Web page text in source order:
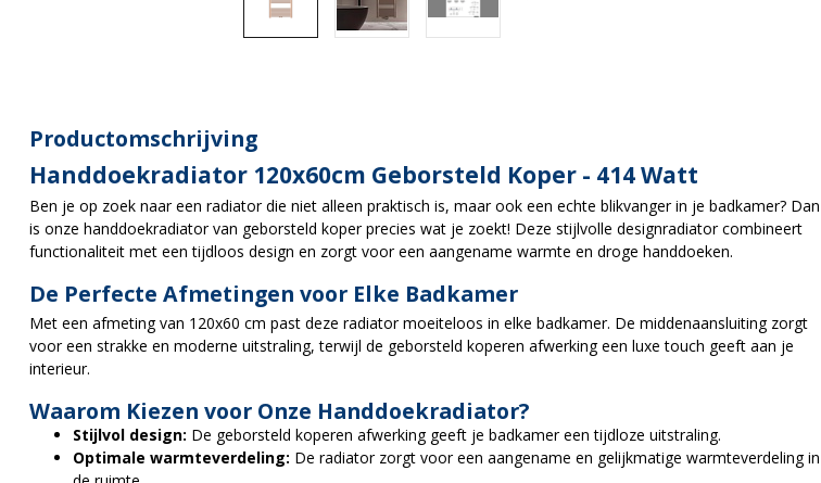
Productomschrijving
Handdoekradiator 120x60cm Geborsteld Koper - 414 Watt
Ben je op zoek naar een radiator die niet alleen praktisch is, maar ook een echte blikvanger in je badkamer? Dan
is onze handdoekradiator van geborsteld koper precies wat je zoekt! Deze stijlvolle designradiator combineert
functionaliteit met een tijdloos design en zorgt voor een aangename warmte en droge handdoeken.
De Perfecte Afmetingen voor Elke Badkamer
Met een afmeting van 120x60 cm past deze radiator moeiteloos in elke badkamer. De middenaansluiting zorgt
voor een strakke en moderne uitstraling, terwijl de geborsteld koperen afwerking een luxe touch geeft aan je
interieur.
Waarom Kiezen voor Onze Handdoekradiator?
Stijlvol design: De geborsteld koperen afwerking geeft je badkamer een tijdloze uitstraling.
Optimale warmteverdeling: De radiator zorgt voor een aangename en gelijkmatige warmteverdeling in